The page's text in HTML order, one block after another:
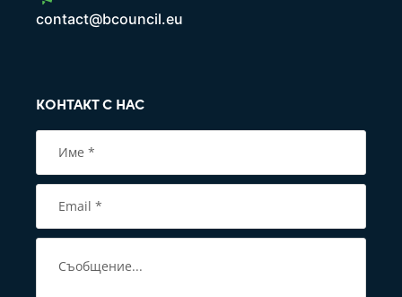
contact@bcouncil.eu
КОНТАКТ С НАС